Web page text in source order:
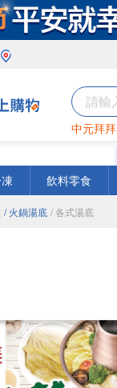
中元拜拜
飲料零食
/ 火鍋湯底 / 各式湯底